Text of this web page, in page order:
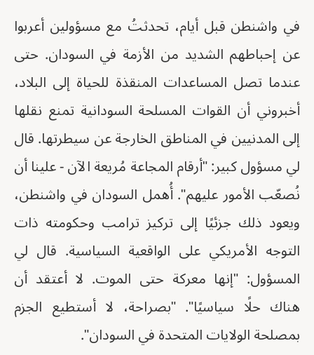
في واشنطن قبل أيام، تحدثتُ مع مسؤولين أعربوا
عن إحباطهم الشديد من الأزمة في السودان. حتى
عندما تصل المساعدات المنقذة للحياة إلى البلاد،
أخبروني أن القوات المسلحة السودانية تمنع نقلها
إلى المدنيين في المناطق الخارجة عن سيطرتها. قال
لي مسؤول كبير: "أرقام المجاعة مُريعة الآن - علينا أن
نُصعّب الأمور عليهم". أُهمل السودان في واشنطن،
ويعود ذلك جزئيًا إلى تركيز ترامب وحكومته ذات
التوجه الأمريكي على الواقعية السياسية. قال لي
المسؤول: "إنها معركة حتى الموت. لا أعتقد أن
هناك حلًا سياسيًا". "بصراحة، لا أستطيع الجزم
بمصلحة الولايات المتحدة في السودان".